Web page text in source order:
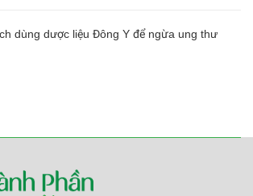
dùng dược liệu Đông Y để ngừa ung thư